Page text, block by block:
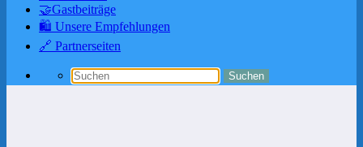
🤝Gastbeiträge
🛍️ Unsere Empfehlungen
🔗 Partnerseiten